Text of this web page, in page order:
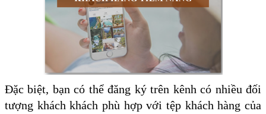
Đặc biệt, bạn có thể đăng ký trên kênh có nhiều đối
tượng khách khách phù hợp với tệp khách hàng của